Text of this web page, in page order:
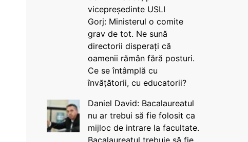
vicepreședinte USLI
Gorj: Ministerul o comite
grav de tot. Ne sună
directorii disperați că
oamenii rămân fără posturi.
Ce se întâmplă cu
învățătorii, cu educatorii?
Daniel David: Bacalaureatul
nu ar trebui să fie folosit ca
mijloc de intrare la facultate.
Bacalaureatul trebuie să fie